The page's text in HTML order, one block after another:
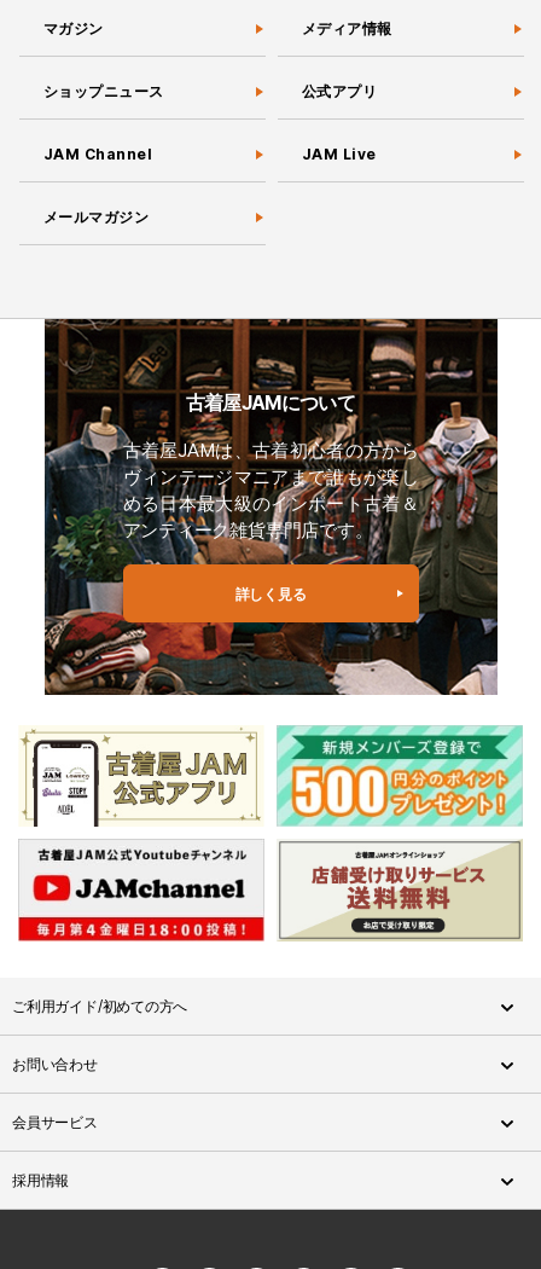
マガジン メディア情報
ショップニュース 公式アプリ
JAM Channel JAM Live
メールマガジン
古着屋JAMについて
古着屋JAMは、古着初心者の方から
ヴィンテージマニアまで誰もが楽し
める日本最大級のインポート古着＆
アンティーク雑貨専門店です。
詳しく見る
ご利用ガイド/初めての方へ
お問い合わせ
会員サービス
採用情報